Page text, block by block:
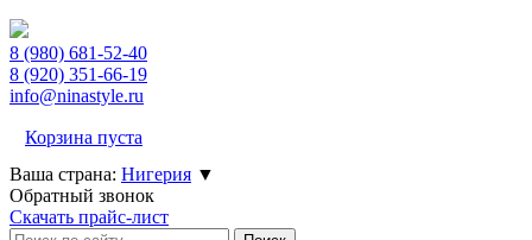
8 (980) 681-52-40
8 (920) 351-66-19
info@ninastyle.ru
Корзина пуста
Ваша страна: Нигерия ▼
Обратный звонок
Скачать прайс-лист